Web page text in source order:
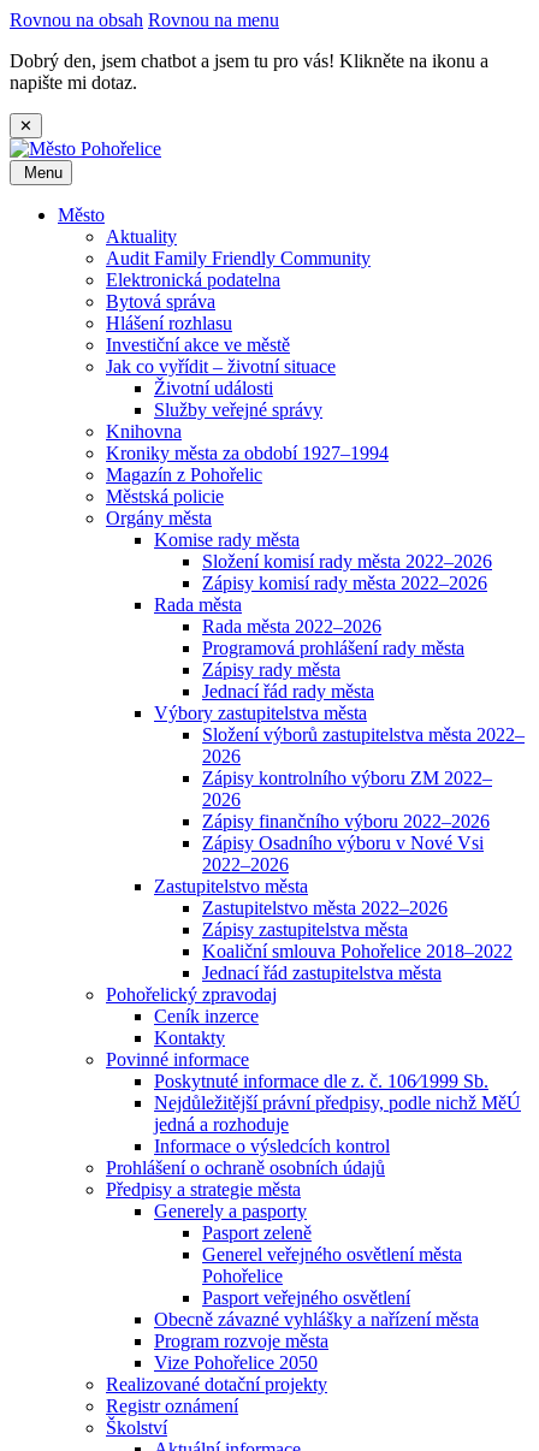
Rovnou na obsah Rovnou na menu
Dobrý den, jsem chatbot a jsem tu pro vás! Klikněte na ikonu a
napište mi dotaz.
✕
Menu
Město
Aktuality
Audit Family Friendly Community
Elektronická podatelna
Bytová správa
Hlášení rozhlasu
Investiční akce ve městě
Jak co vyřídit – životní situace
Životní události
Služby veřejné správy
Knihovna
Kroniky města za období 1927–1994
Magazín z Pohořelic
Městská policie
Orgány města
Komise rady města
Složení komisí rady města 2022–2026
Zápisy komisí rady města 2022–2026
Rada města
Rada města 2022–2026
Programová prohlášení rady města
Zápisy rady města
Jednací řád rady města
Výbory zastupitelstva města
Složení výborů zastupitelstva města 2022–
2026
Zápisy kontrolního výboru ZM 2022–
2026
Zápisy finančního výboru 2022–2026
Zápisy Osadního výboru v Nové Vsi
2022–2026
Zastupitelstvo města
Zastupitelstvo města 2022–2026
Zápisy zastupitelstva města
Koaliční smlouva Pohořelice 2018–2022
Jednací řád zastupitelstva města
Pohořelický zpravodaj
Ceník inzerce
Kontakty
Povinné informace
Poskytnuté informace dle z. č. 106⁄1999 Sb.
Nejdůležitější právní předpisy, podle nichž MěÚ
jedná a rozhoduje
Informace o výsledcích kontrol
Prohlášení o ochraně osobních údajů
Předpisy a strategie města
Generely a pasporty
Pasport zeleně
Generel veřejného osvětlení města
Pohořelice
Pasport veřejného osvětlení
Obecně závazné vyhlášky a nařízení města
Program rozvoje města
Vize Pohořelice 2050
Realizované dotační projekty
Registr oznámení
Školství